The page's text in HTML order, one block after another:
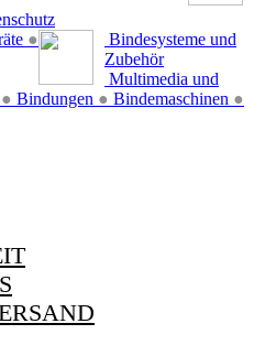
●
Bindesysteme und
Zubehör
● Bindungen ● Bindemaschinen ●
Multimedia und